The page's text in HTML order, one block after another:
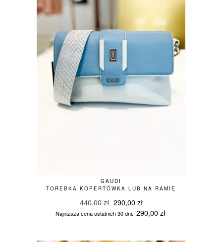
GAUDI
TOREBKA KOPERTÓWKA LUB NA RAMIĘ
440,00zł Pierwotna
wynosiła:
290,00 zł
wynosi:
Najniższa cena ostatnich 30 dni: 290,00 zł